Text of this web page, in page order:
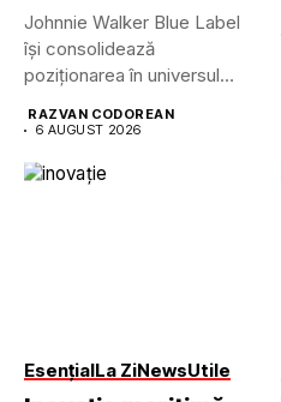
Johnnie Walker Blue Label
își consolidează
poziționarea în universul
RAZVAN CODOREAN
6 AUGUST 2026
EsențialLa ZiNewsUtile